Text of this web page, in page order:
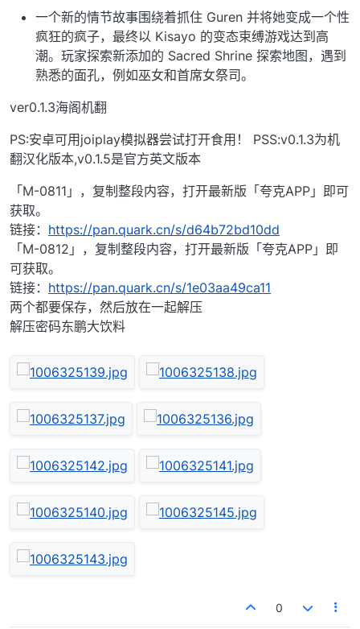
一个新的情节故事围绕着抓住 Guren 并将她变成一个性
疯狂的疯子，最终以 Kisayo 的变态束缚游戏达到高
潮。玩家探索新添加的 Sacred Shrine 探索地图，遇到
熟悉的面孔，例如巫女和首席女祭司。
ver0.1.3海阁机翻
PS:安卓可用joiplay模拟器尝试打开食用！ PSS:v0.1.3为机
翻汉化版本,v0.1.5是官方英文版本
「M-0811」，复制整段内容，打开最新版「夸克APP」即可
获取。
链接： https://pan.quark.cn/s/d64b72bd10dd
「M-0812」，复制整段内容，打开最新版「夸克APP」即
可获取。
链接： https://pan.quark.cn/s/1e03aa49ca11
两个都要保存，然后放在一起解压
解压密码东鹏大饮料
0